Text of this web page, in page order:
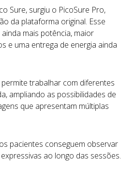
Sure, surgiu o PicoSure Pro,
da plataforma original. Esse
mais potência, maior
e uma entrega de energia ainda
trabalhar com diferentes
ampliando as possibilidades de
que apresentam múltiplas
pacientes conseguem observar
ao longo das sessões.